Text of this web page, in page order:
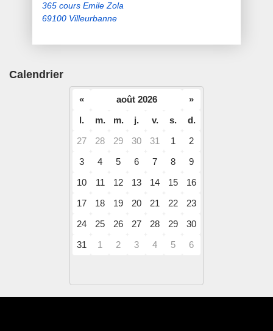
365 cours Emile Zola
69100 Villeurbanne
Calendrier
« août 2026
»
l.
m. m. j. v. s.
d.
27
28 29 30 31 1
2
3
4 5 6 7 8
9
10
11 12 13 14 15
16
17
18 19 20 21 22
23
24
25 26 27 28 29
30
31
1 2 3 4 5 6